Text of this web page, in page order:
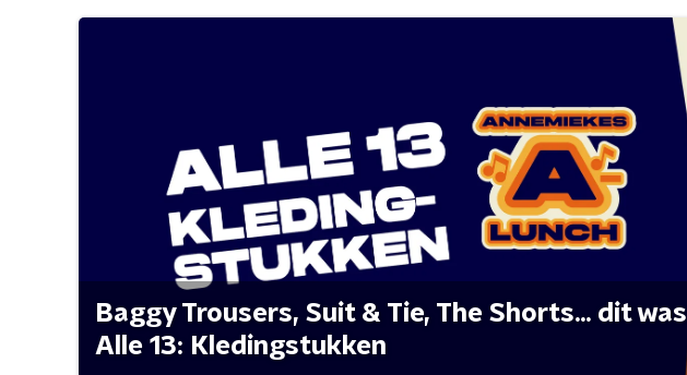
Baggy Trousers, Suit & Tie, The Shorts... dit was
Alle 13: Kledingstukken